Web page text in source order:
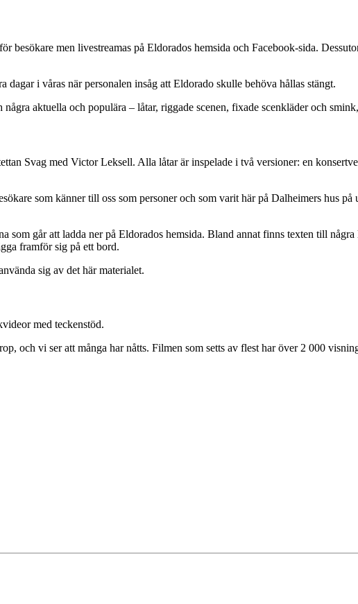
besökare men livestreamas på Eldorados hemsida och Facebook-sida.
dagar i våras när personalen insåg att Eldorado skulle behöva hållas stängt.
aktuella och populära – låtar, riggade scenen, fixade scenkläder och
Svag med Victor Leksell. Alla låtar är inspelade i två versioner: en
som känner till oss som personer och som varit här på Dalheimers hus
som går att ladda ner på Eldorados hemsida. Bland annat finns texten till
framför sig på ett bord.
sig av det här materialet.
med teckenstöd.
och vi ser att många har nåtts. Filmen som setts av flest har över 2 000